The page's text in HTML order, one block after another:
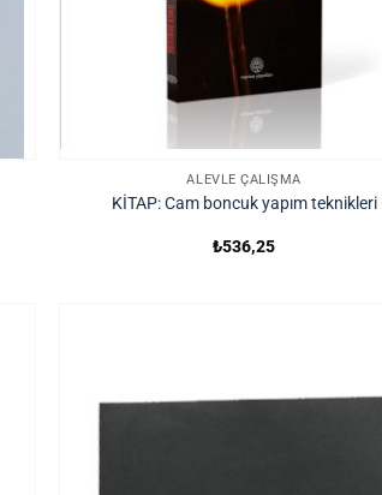
ALEVLE ÇALIŞMA
KİTAP: Cam boncuk yapım teknikleri
₺536,25